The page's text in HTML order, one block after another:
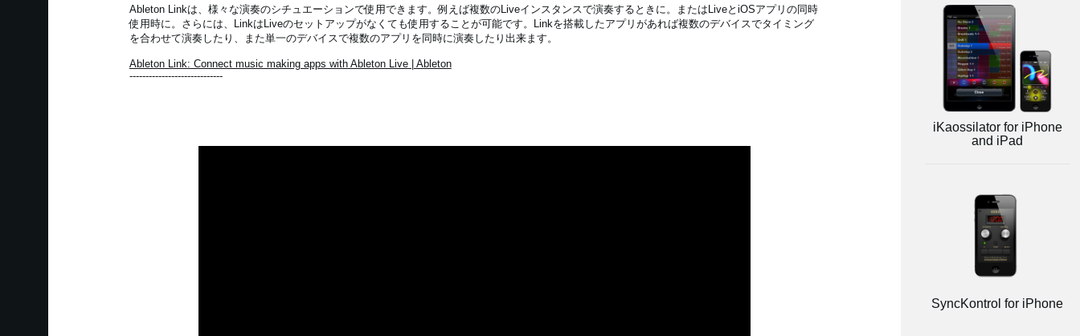
Ableton Linkは、様々な演奏のシチュエーションで使用できます。例えば複数のLiveインスタンスで演奏するときに。またはLiveとiOSアプリの同時
使用時に。さらには、LinkはLiveのセットアップがなくても使用することが可能です。Linkを搭載したアプリがあれば複数のデバイスでタイミング
を合わせて演奏したり、また単一のデバイスで複数のアプリを同時に演奏したり出来ます。
Ableton Link: Connect music making apps with Ableton Live | Ableton
-----------------------------
iKaossilator for iPhone
and iPad
SyncKontrol for iPhone